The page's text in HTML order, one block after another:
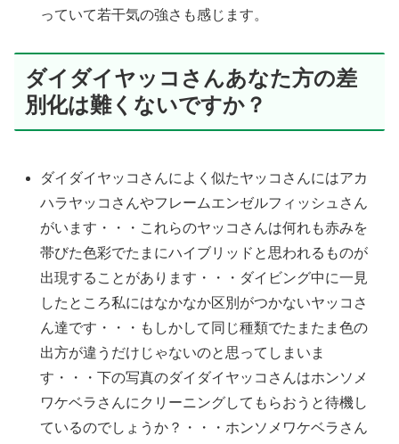
っていて若干気の強さも感じます。
ダイダイヤッコさんあなた方の差
別化は難くないですか？
ダイダイヤッコさんによく似たヤッコさんにはアカ
ハラヤッコさんやフレームエンゼルフィッシュさん
がいます・・・これらのヤッコさんは何れも赤みを
帯びた色彩でたまにハイブリッドと思われるものが
出現することがあります・・・ダイビング中に一見
したところ私にはなかなか区別がつかないヤッコさ
ん達です・・・もしかして同じ種類でたまたま色の
出方が違うだけじゃないのと思ってしまいま
す・・・下の写真のダイダイヤッコさんはホンソメ
ワケベラさんにクリーニングしてもらおうと待機し
ているのでしょうか？・・・ホンソメワケベラさん